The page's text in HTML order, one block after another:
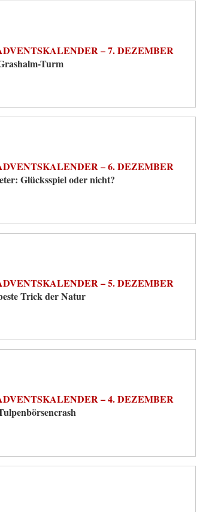
– 7. DEZEMBER
Turm
– 6. DEZEMBER
Glücksspiel oder nicht?
– 5. DEZEMBER
Trick der Natur
– 4. DEZEMBER